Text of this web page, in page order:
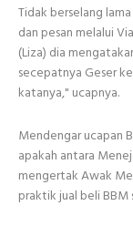
Tidak berselang
dan pesan melalui
(Liza) dia
secepatnya Geser
katanya," ucapnya.
Mendengar ucapan
apakah antara
mengertak Awak
praktik jual beli